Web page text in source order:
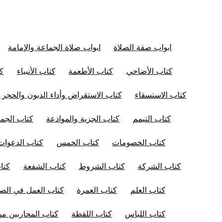
ابواب صفة الصلاة ابواب صلاة الجماعة والإمامة
كتاب الأضاحي كتاب الأطعمة كتاب الأنبياء
كتاب الاستسقاء كتاب الاستقراض وأداء الديون
كتاب التيمم كتاب الجزية والموادعة كتاب
كتاب الخصومات كتاب الخمس كتاب
كتاب الشركة كتاب الشروط كتاب الشفعة
كتاب العلم كتاب العمرة كتاب العمل في
كتاب اللباس كتاب اللقطة كتاب المحاربين